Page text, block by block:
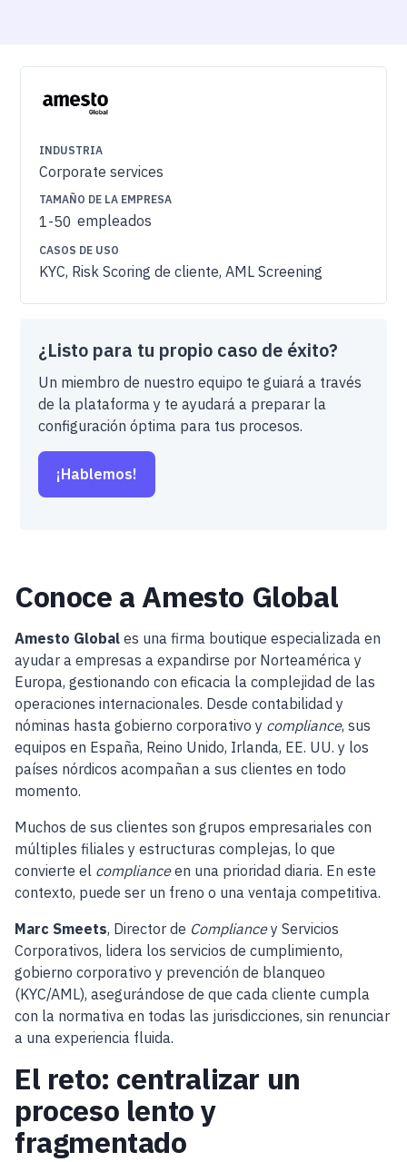
Conoce a Amesto Global
Amesto Global es una firma boutique especializada en
ayudar a empresas a expandirse por Norteamérica y
Europa, gestionando con eficacia la complejidad de las
operaciones internacionales. Desde contabilidad y
nóminas hasta gobierno corporativo y compliance, sus
equipos en España, Reino Unido, Irlanda, EE. UU. y los
países nórdicos acompañan a sus clientes en todo
momento.
Muchos de sus clientes son grupos empresariales con
múltiples filiales y estructuras complejas, lo que
convierte el complianceen una prioridad diaria. En este
contexto, puede ser un freno o una ventaja competitiva.
Marc Smeets, Director de Compliancey Servicios
Corporativos, lidera los servicios de cumplimiento,
gobierno corporativo y prevención de blanqueo
(KYC/AML), asegurándose de que cada cliente cumpla
con la normativa en todas las jurisdicciones, sin renunciar
a una experiencia fluida.
El reto: centralizar un
proceso lento y
fragmentado
INDUSTRIA
Corporate services
TAMAÑO DE LA EMPRESA
1-50 empleados
CASOS DE USO
KYC, Risk Scoring de cliente, AML Screening
¿Listo para tu propio caso de éxito?
Un miembro de nuestro equipo te guiará a través
de la plataforma y te ayudará a preparar la
configuración óptima para tus procesos.
¡Hablemos!